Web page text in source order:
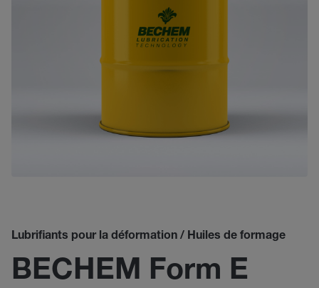
Lubrifiants pour la déformation / Huiles de formage
BECHEM Form E